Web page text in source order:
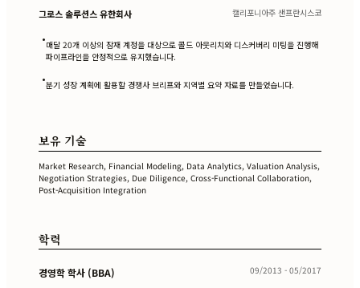
그로스 솔루션스 유한회사 캘리포니아주 샌프란시스코
•매달 20개 이상의 잠재 계정을 대상으로 콜드 아웃리치와 디스커버리 미팅을 진행해
파이프라인을 안정적으로 유지했습니다.
•분기 성장 계획에 활용할 경쟁사 브리프와 지역별 요약 자료를 만들었습니다.
보유 기술
Market Research, Financial Modeling, Data Analytics, Valuation Analysis,
Negotiation Strategies, Due Diligence, Cross-Functional Collaboration,
Post-Acquisition Integration
학력
경영학 학사 (BBA) 09/2013 - 05/2017